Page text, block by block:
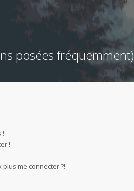
posées fréquemment)
!
!
me connecter ?!